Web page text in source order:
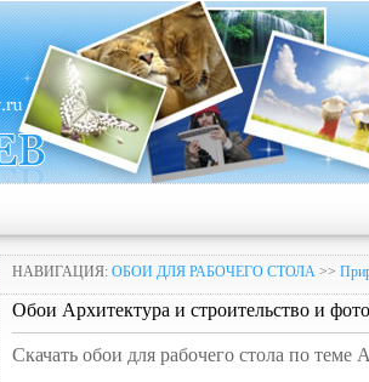
НАВИГАЦИЯ: ОБОИ ДЛЯ РАБОЧЕГО СТОЛА >>
Обои Архитектура и строительство и фото
Скачать обои для рабочего стола по теме